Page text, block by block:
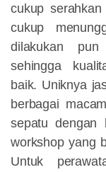
cukup
cukup
dilakukan pun
sehingga
baik. Uniknya
berbagai
sepatu dengan
workshop yang
Untuk